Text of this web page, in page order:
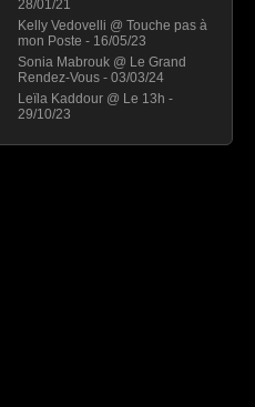
28/01/21
Kelly Vedovelli @ Touche pas à
mon Poste - 16/05/23
Sonia Mabrouk @ Le Grand
Rendez-Vous - 03/03/24
Leïla Kaddour @ Le 13h -
29/10/23